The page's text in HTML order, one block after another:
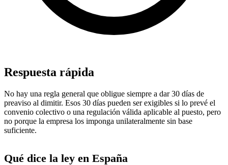
Respuesta rápida
No hay una regla general que obligue siempre a dar 30 días de
preaviso al dimitir. Esos 30 días pueden ser exigibles si lo prevé el
convenio colectivo o una regulación válida aplicable al puesto, pero
no porque la empresa los imponga unilateralmente sin base
suficiente.
Qué dice la ley en España